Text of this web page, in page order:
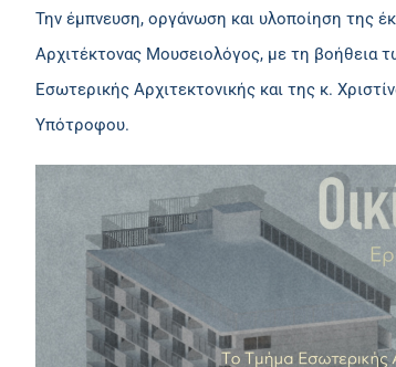
Την έμπνευση, οργάνωση και υλοποίηση της
Αρχιτέκτονας Μουσειολόγος, με τη βοήθεια
Εσωτερικής Αρχιτεκτονικής και της κ.
Υπότροφου.